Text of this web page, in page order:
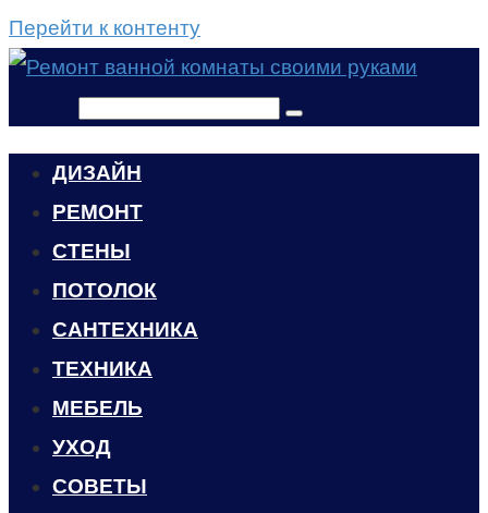
Перейти к контенту
ДИЗАЙН
РЕМОНТ
СТЕНЫ
ПОТОЛОК
САНТЕХНИКА
ТЕХНИКА
МЕБЕЛЬ
УХОД
CОВЕТЫ